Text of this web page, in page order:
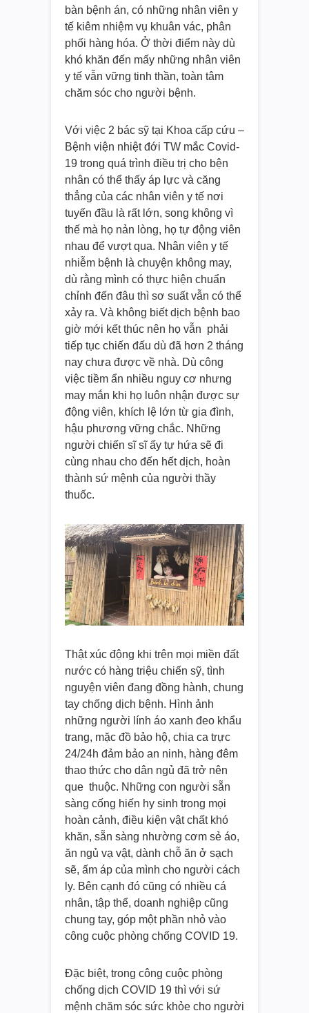
bàn bệnh án, có những nhân viên y
tế kiêm nhiệm vụ khuân vác, phân
phối hàng hóa. Ở thời điểm này dù
khó khăn đến mấy những nhân viên
y tế vẫn vững tinh thần, toàn tâm
chăm sóc cho người bệnh.
Với việc 2 bác sỹ tại Khoa cấp cứu –
Bệnh viện nhiệt đới TW mắc Covid-
19 trong quá trình điều trị cho bện
nhân có thể thấy áp lực và căng
thẳng của các nhân viên y tế nơi
tuyến đầu là rất lớn, song không vì
thế mà họ nản lòng, họ tự động viên
nhau để vượt qua. Nhân viên y tế
nhiễm bệnh là chuyện không may,
dù rằng mình có thực hiện chuẩn
chỉnh đến đâu thì sơ suất vẫn có thể
xảy ra. Và không biết dịch bệnh bao
giờ mới kết thúc nên họ vẫn phải
tiếp tục chiến đấu dù đã hơn 2 tháng
nay chưa được về nhà. Dù công
việc tiềm ẩn nhiều nguy cơ nhưng
may mắn khi họ luôn nhận được sự
động viên, khích lệ lớn từ gia đình,
hậu phương vững chắc. Những
người chiến sĩ sĩ ấy tự hứa sẽ đi
cùng nhau cho đến hết dịch, hoàn
thành sứ mệnh của người thầy
thuốc.
Thật xúc động khi trên mọi miền đất
nước có hàng triệu chiến sỹ, tình
nguyện viên đang đồng hành, chung
tay chống dịch bệnh. Hình ảnh
những người lính áo xanh đeo khẩu
trang, mặc đồ bảo hộ, chia ca trực
24/24h đảm bảo an ninh, hàng đêm
thao thức cho dân ngủ đã trở nên
que thuộc. Những con người sẵn
sàng cống hiến hy sinh trong mọi
hoàn cảnh, điều kiện vật chất khó
khăn, sẵn sàng nhường cơm sẻ áo,
ăn ngủ vạ vật, dành chỗ ăn ở sạch
sẽ, ấm áp của mình cho người cách
ly. Bên cạnh đó cũng có nhiều cá
nhân, tập thể, doanh nghiệp cũng
chung tay, góp một phần nhỏ vào
công cuộc phòng chống COVID 19.
Đặc biệt, trong công cuộc phòng
chống dịch COVID 19 thì với sứ
mệnh chăm sóc sức khỏe cho người